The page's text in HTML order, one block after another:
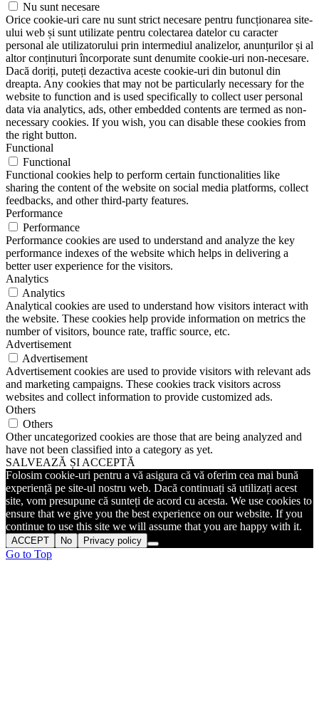
Nu sunt necesare
Orice cookie-uri care nu sunt strict necesare pentru funcționarea site-
ului web și sunt utilizate pentru colectarea datelor cu caracter
personal ale utilizatorului prin intermediul analizelor, anunțurilor și al
altor conținuturi încorporate sunt denumite cookie-uri non-necesare.
Dacă doriți, puteți dezactiva aceste cookie-uri din butonul din
dreapta. Any cookies that may not be particularly necessary for the
website to function and is used specifically to collect user personal
data via analytics, ads, other embedded contents are termed as non-
necessary cookies. If you wish, you can disable these cookies from
the right button.
Functional
Functional
Functional cookies help to perform certain functionalities like
sharing the content of the website on social media platforms, collect
feedbacks, and other third-party features.
Performance
Performance
Performance cookies are used to understand and analyze the key
performance indexes of the website which helps in delivering a
better user experience for the visitors.
Analytics
Analytics
Analytical cookies are used to understand how visitors interact with
the website. These cookies help provide information on metrics the
number of visitors, bounce rate, traffic source, etc.
Advertisement
Advertisement
Advertisement cookies are used to provide visitors with relevant ads
and marketing campaigns. These cookies track visitors across
websites and collect information to provide customized ads.
Others
Others
Other uncategorized cookies are those that are being analyzed and
have not been classified into a category as yet.
SALVEAZĂ ȘI ACCEPTĂ
Folosim cookie-uri pentru a vă asigura că vă oferim cea mai bună
experiență pe site-ul nostru web. Dacă continuați să utilizați acest
site, vom presupune că sunteți de acord cu acesta. We use cookies to
ensure that we give you the best experience on our website. If you
continue to use this site we will assume that you are happy with it.
ACCEPT No Privacy policy
Go to Top